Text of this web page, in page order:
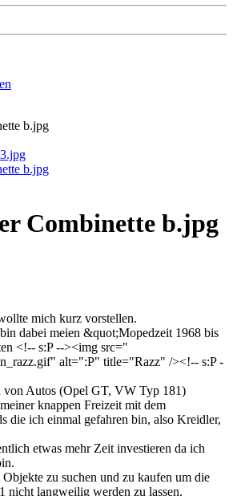
Combinette b.jpg
mich kurz vorstellen.
dabei meien &quot;Mopedzeit 1968 bis
<!-- s:P --><img src="
alt=":P" title="Razz" /><!-- s:P -
von Autos (Opel GT, VW Typ 181)
knappen Freizeit mit dem
die ich einmal gefahren bin, also Kreidler,
etwas mehr Zeit investieren da ich
zu suchen und zu kaufen um die
nicht langweilig werden zu lassen.